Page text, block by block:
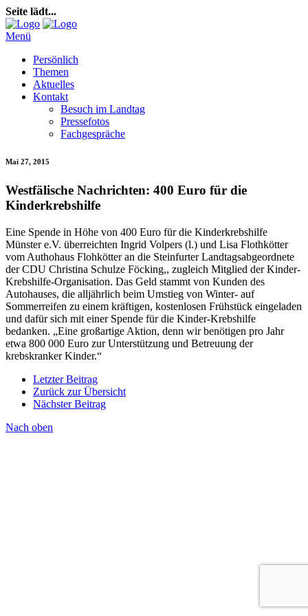
Seite lädt...
Menü
Persönlich
Themen
Aktuelles
Kontakt
Besuch im Landtag
Pressefotos
Fachgespräche
Mai 27, 2015
Westfälische Nachrichten: 400 Euro für die
Kinderkrebshilfe
Eine Spende in Höhe von 400 Euro für die Kinderkrebshilfe
Münster e.V. überreichten Ingrid Volpers (l.) und Lisa Flothkötter
vom Authohaus Flohkötter an die Steinfurter Landtagsabgeordnete
der CDU Christina Schulze Föcking,, zugleich Mitglied der Kinder-
Krebshilfe-Organisation. Das Geld stammt von Kunden des
Autohauses, die alljährlich beim Umstieg von Winter- auf
Sommerreifen zu einem kräftigen, kostenlosen Frühstück eingeladen
und dafür sich mit einer Spende für die Kinder-Krebshilfe
bedanken. „Eine großartige Aktion, denn wir benötigen pro Jahr
etwa 800 000 Euro zur Unterstützung und Betreuung der
krebskranker Kinder.“
Letzter Beitrag
Zurück zur Übersicht
Nächster Beitrag
Nach oben